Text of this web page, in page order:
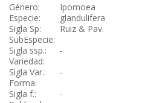
Género:
Ipomoea
Especie:
glandulifera
Sigla Sp:
Ruiz & Pav.
SubEspecie:
Sigla ssp.:
-
Variedad:
Sigla Var.:
-
Forma:
Sigla f.:
-